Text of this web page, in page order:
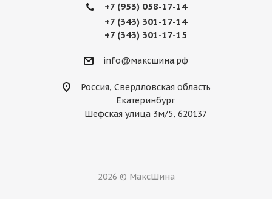
+7 (953) 058-17-14
+7 (343) 301-17-14
+7 (343) 301-17-15
info@максшина.рф
Россия, Свердловская область
Екатеринбург
Шефская улица 3м/5, 620137
2026 © МаксШина